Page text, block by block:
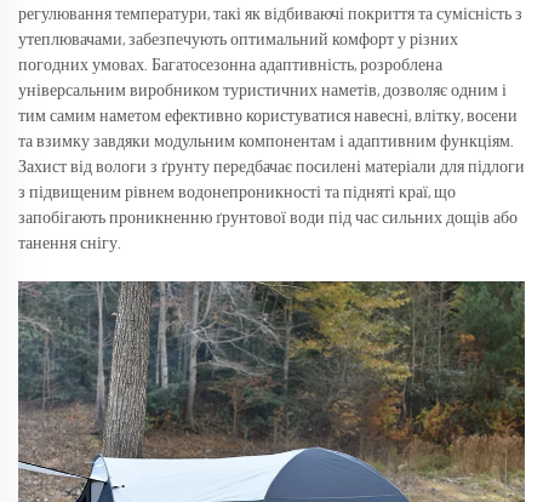
регулювання температури, такі як відбиваючі покриття та сумісність з
утеплювачами, забезпечують оптимальний комфорт у різних
погодних умовах. Багатосезонна адаптивність, розроблена
універсальним виробником туристичних наметів, дозволяє одним і
тим самим наметом ефективно користуватися навесні, влітку, восени
та взимку завдяки модульним компонентам і адаптивним функціям.
Захист від вологи з ґрунту передбачає посилені матеріали для підлоги
з підвищеним рівнем водонепроникності та підняті краї, що
запобігають проникненню ґрунтової води під час сильних дощів або
танення снігу.